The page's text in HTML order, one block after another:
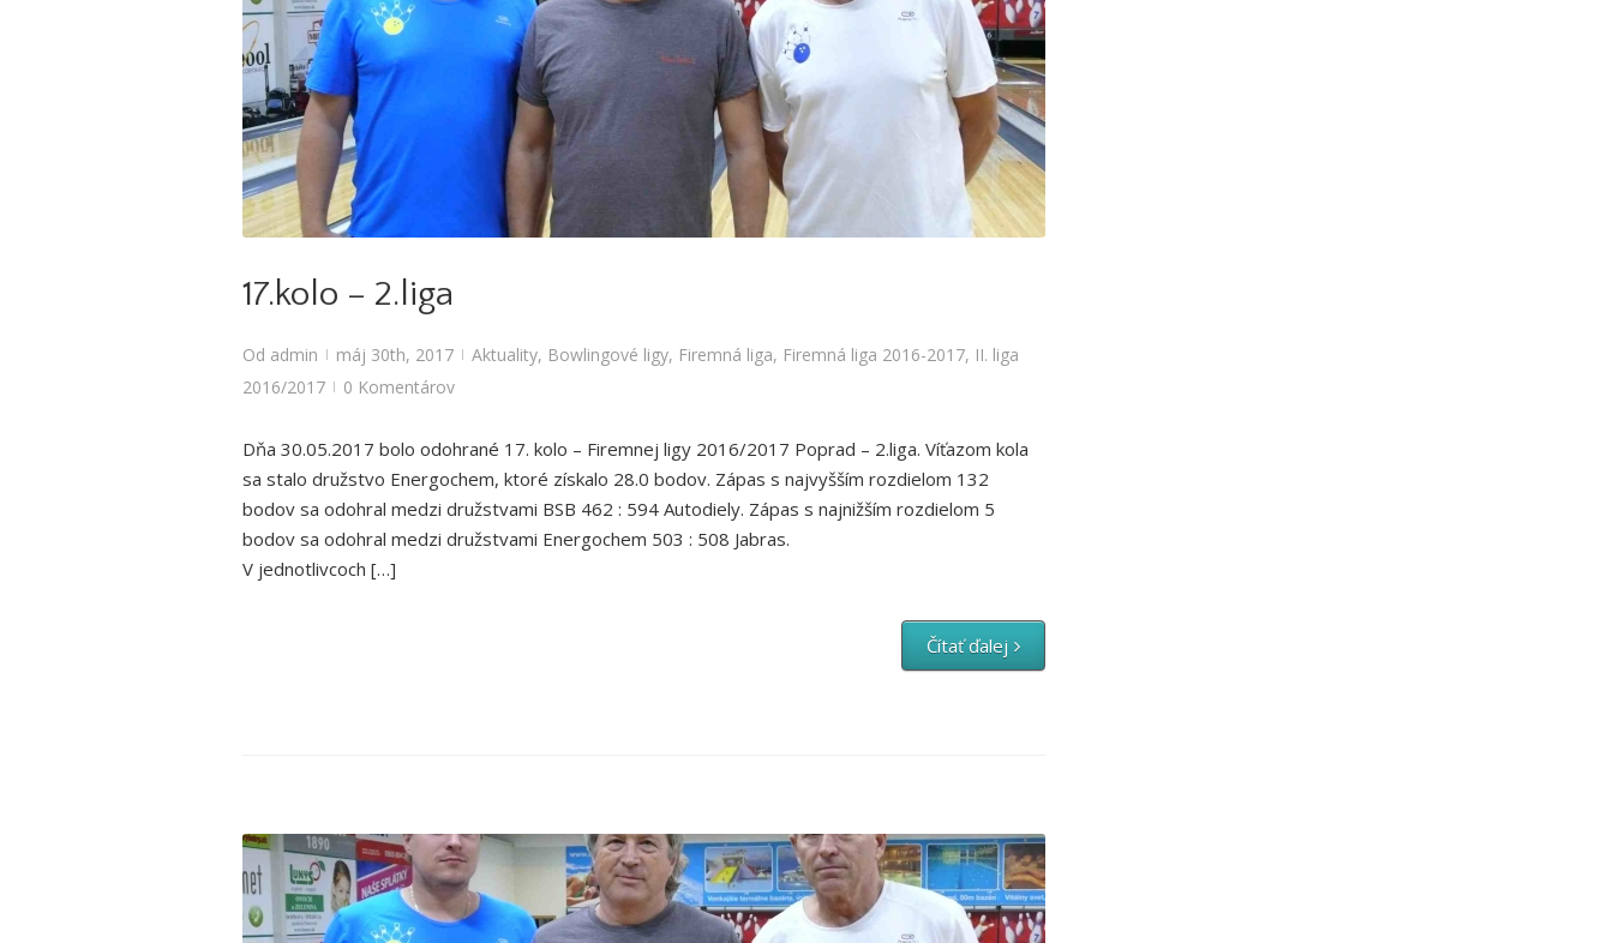
Bowlingové ligy,Firemná liga Firemná liga 2016-2017,
17.kolo – 2.liga
Od admin | máj 30th, 2017 | Aktuality, Bowlingové ligy, Firemná liga, Firemná liga 2016-2017, II. liga
2016/2017 | 0 Komentárov
Dňa 30.05.2017 bolo odohrané 17. kolo – Firemnej ligy 2016/2017 Poprad – 2.liga. Víťazom kola
sa stalo družstvo Energochem, ktoré získalo 28.0 bodov. Zápas s najvyšším rozdielom 132
bodov sa odohral medzi družstvami BSB 462 : 594 Autodiely. Zápas s najnižším rozdielom 5
bodov sa odohral medzi družstvami Energochem 503 : 508 Jabras.
V jednotlivcoch […]
Čítať ďalej